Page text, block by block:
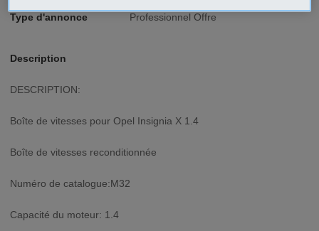
Type d'annonce Professionnel Offre
Description
DESCRIPTION:
Boîte de vitesses pour Opel Insignia X 1.4
Boîte de vitesses reconditionnée
Numéro de catalogue:M32
Capacité du moteur: 1.4